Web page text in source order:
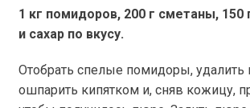
1 кг помидоров, 200 г сметаны, 150
и сахар по вкусу.
Отобрать спелые помидоры, удалить
ошпарить кипятком и, сняв кожицу,